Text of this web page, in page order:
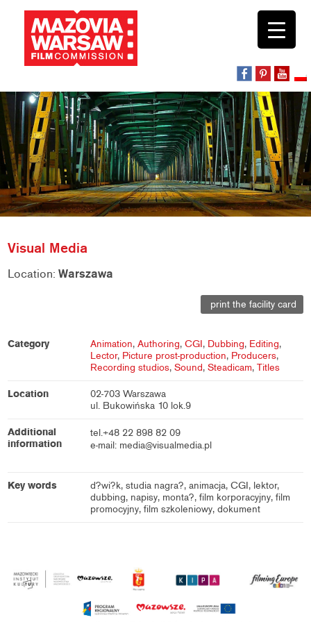
Visual Media
Location:Warszawa
print the facility card
Category Animation,Authoring,CGI, Dubbing, Editing,
Lector, Picture prost-production, Producers,
Recording studios,Sound,Steadicam,Titles
Location
02-703 Warszawa
ul. Bukowińska 10 lok.9
Additional
information
tel.+48 22 898 82 09
e-mail: media@visualmedia.pl
Key words
d?wi?k, studia nagra?, animacja, CGI, lektor,
dubbing, napisy, monta?, film korporacyjny, film
promocyjny, film szkoleniowy, dokument